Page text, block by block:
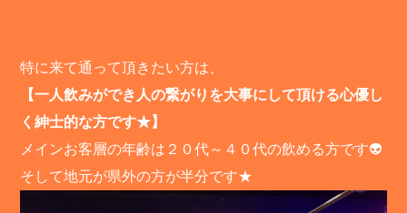
特に来て通って頂きたい方は、
【一人飲みができ人の繋がりを大事にして頂ける心優し
く紳士的な方です★】
メインお客層の年齢は２０代～４０代の飲める方です👽
そして地元が県外の方が半分です★